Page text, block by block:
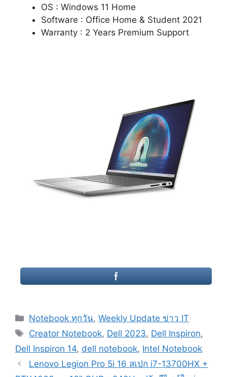
OS : Windows 11 Home
Software : Office Home & Student 2021
Warranty : 2 Years Premium Support
Categories
Notebook ทุกวัน,Weekly Update ข่าว IT
Tags
Creator Notebook, Dell 2023, Dell Inspiron,
Dell Inspiron 14, dell notebook, Intel Notebook
Post
navigation
Lenovo Legion Pro 5i 16 สเปก i7-13700HX +